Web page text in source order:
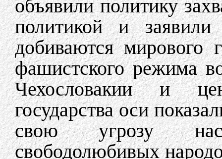
объявили политику
политикой и
добиваются мирового
фашистского режима
Чехословакии и
государства оси
свою угрозу
свободолюбивых